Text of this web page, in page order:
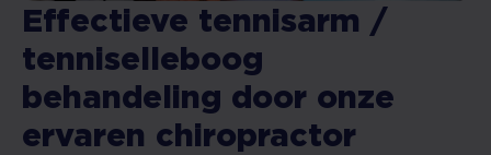
​Effectieve tennisarm /
tenniselleboog
behandeling door onze
ervaren chiropractor